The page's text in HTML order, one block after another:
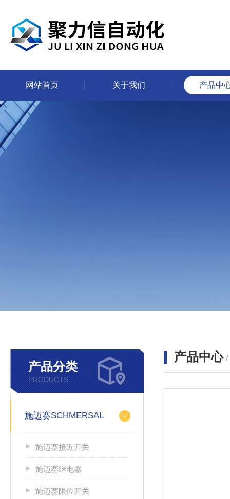
网站首页 关于我们 产品中
产品分类
PRODUCTS
施迈赛SCHMERSAL
施迈赛接近开关
施迈赛继电器
施迈赛限位开关
产品中心 /